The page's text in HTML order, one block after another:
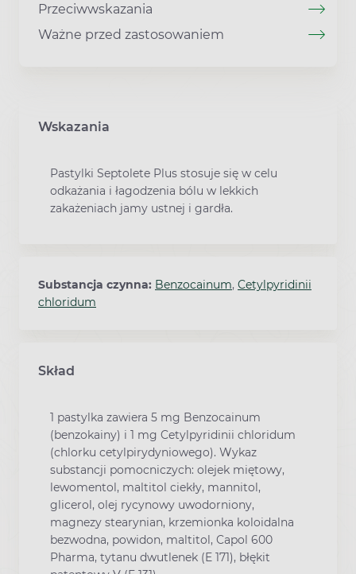
Przeciwwskazania
Ważne przed zastosowaniem
Wskazania
Pastylki Septolete Plus stosuje się w celu
odkażania i łagodzenia bólu w lekkich
zakażeniach jamy ustnej i gardła.
Substancja czynna: Benzocainum, Cetylpyridinii
chloridum
Skład
1 pastylka zawiera 5 mg Benzocainum
(benzokainy) i 1 mg Cetylpyridinii chloridum
(chlorku cetylpirydyniowego). Wykaz
substancji pomocniczych: olejek miętowy,
lewomentol, maltitol ciekły, mannitol,
glicerol, olej rycynowy uwodorniony,
magnezy stearynian, krzemionka koloidalna
bezwodna, powidon, maltitol, Capol 600
Pharma, tytanu dwutlenek (E 171), błękit